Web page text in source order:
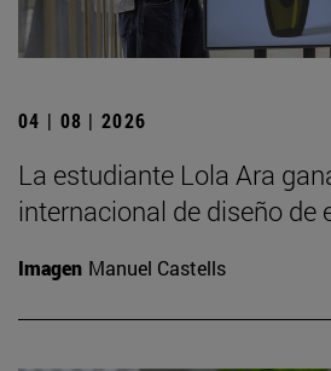
04 | 08 | 2026
La estudiante Lola Ara
internacional de diseño de
Imagen Manuel Castells